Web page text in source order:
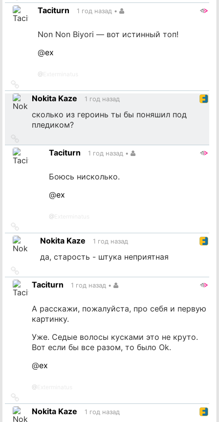
на
источникTaciturn 1 год назад •
Non Non Biyori — вот истинный топ!
@ex
@
на
источник
Nokita Kaze 1 год назад
сколько из героинь ты бы поняшил под
пледиком?
на
источник Taciturn 1 год назад •
Боюсь нисколько.
@ex
@
на
источникNokita Kaze 1 год назад
да, старость - штука неприятная
на
источник
Taciturn 1 год назад •
А расскажи, пожалуйста, про себя и первую
картинку.
Уже. Седые волосы кусками это не круто.
Вот если бы все разом, то было Ok.
@ex
@
на
источник
Nokita Kaze 1 год назад